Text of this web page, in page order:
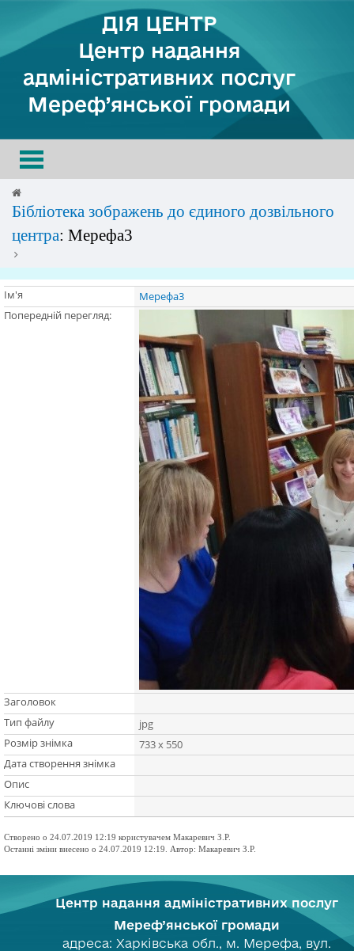
ДІЯ ЦЕНТР
Центр надання
адміністративних послуг
Мереф’янської громади
Toggle
navigation
Бібліотека зображень до єдиного дозвільного
центра: Мерефа3
Ім'я
Мерефа3
Попередній перегляд:
Заголовок
Тип файлу
jpg
Розмір знімка
733 x 550
Дата створення знімка
Опис
Ключові слова
Створено о 24.07.2019 12:19 користувачем Макаревич З.Р.
Останні зміни внесено о 24.07.2019 12:19. Автор: Макаревич З.Р.
Центр надання адміністративних послуг
Мереф’янської громади
адреса: Харківська обл., м. Мерефа, вул.